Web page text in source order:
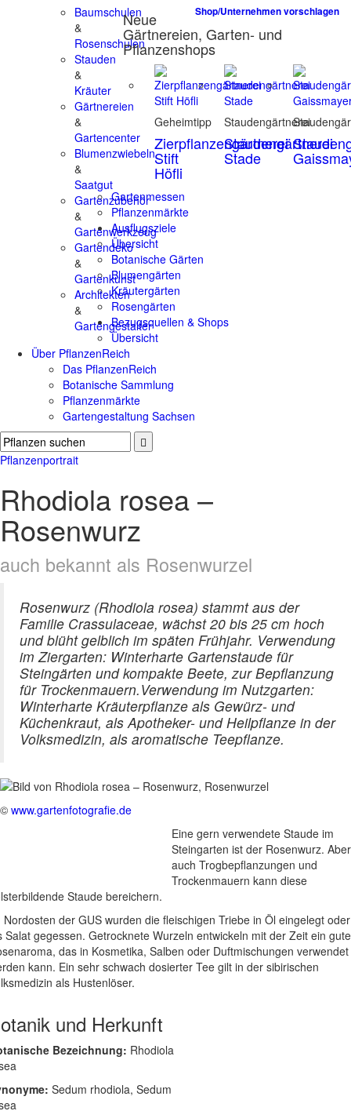
Baumschulen
&
Rosenschulen
Stauden
&
Kräuter
Gärtnereien
&
Gartencenter
Blumenzwiebeln
&
Saatgut
Gartenzubehör
&
Gartenwerkzeug
Gartendeko
&
Gartenkunst
Architekten
&
Gartengestalter
Shop/Unternehmen vorschlagen
Neue
Gärtnereien, Garten- und
Pflanzenshops
Geheimtipp
Zierpflanzengärtnerei
Stift
Höfli
Staudengärtnerei
Staudengärtnerei
Stade
Gartenmessen
Pflanzenmärkte
Ausflugsziele
Übersicht
Botanische Gärten
Blumengärten
Kräutergärten
Rosengärten
Bezugsquellen & Shops
Übersicht
Über PflanzenReich
Das PflanzenReich
Botanische Sammlung
Pflanzenmärkte
Gartengestaltung Sachsen
Pflanzenportrait
Rhodiola rosea –
Rosenwurz
auch bekannt als Rosenwurzel
Rosenwurz (Rhodiola rosea) stammt aus der
Familie Crassulaceae, wächst 20 bis 25 cm hoch
und blüht gelblich im späten Frühjahr. Verwendung
im Ziergarten: Winterharte Gartenstaude für
Steingärten und kompakte Beete, zur Bepflanzung
für Trockenmauern.Verwendung im Nutzgarten:
Winterharte Kräuterpflanze als Gewürz- und
Küchenkraut, als Apotheker- und Heilpflanze in der
Volksmedizin, als aromatische Teepflanze.
© www.gartenfotografie.de
Eine gern verwendete Staude im
Steingarten ist der Rosenwurz. Aber
auch Trogbepflanzungen und
Trockenmauern kann diese
Staude bereichern.
Nordosten der GUS wurden die fleischigen Triebe in Öl eingelegt oder
Salat gegessen. Getrocknete Wurzeln entwickeln mit der Zeit ein
das in Kosmetika, Salben oder Duftmischungen verwendet
kann. Ein sehr schwach dosierter Tee gilt in der sibirischen
als Hustenlöser.
und Herkunft
Bezeichnung: Rhodiola
Sedum rhodiola, Sedum